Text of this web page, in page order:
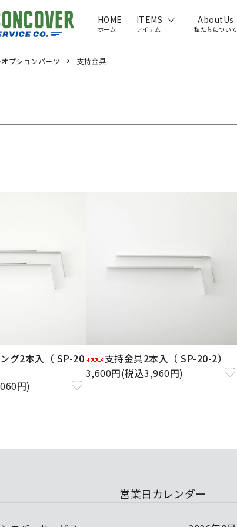
HOME
ホーム
ITEMS
アイテム
AboutUs
私たちについて
プションパーツ 支持金具
グ2本入（ SP-20
円)
支持金具2本入（ SP-20-2）
3,600円(税込3,960円)
営業日カレンダー